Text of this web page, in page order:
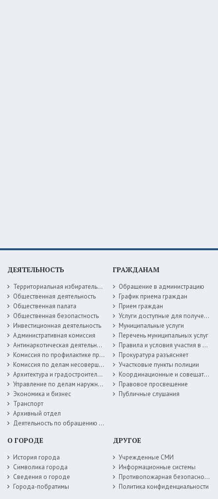
ДЕЯТЕЛЬНОСТЬ
Территориальная избирательная комиссия
Общественная деятельность
Общественная палата
Общественная безопастность
Инвестиционная деятельность
Административная комиссия
Антинаркотическая деятельность
Комиссия по профилактике правонарушений
Комиссия по делам несовершеннолетних
Архитектура и градостроительство
Управление по делам наружной рекламы
Экономика и бизнес
Транспорт
Архивный отдел
Деятельность по обращению с животными без владельцев
ГРАЖДАНАМ
Обращение в администрацию
График приема граждан
Прием граждан
Услуги доступные для получения в электронной форме
Муниципальные услуги
Перечень муниципальных услуг
Правила и условия участия в жилищных программах
Прокуратура разъясняет
Участковые пункты полиции
Координационные и совещательные органы
Правовое просвещение
Публичные слушания
О ГОРОДЕ
История города
Символика города
Сведения о городе
Города-побратимы
ДРУГОЕ
Учрежденные СМИ
Информационные системы
Противопожарная безопасность
Политика конфиденциальности